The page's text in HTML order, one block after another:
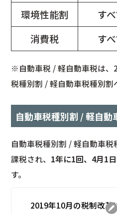
環境性能割
す
消費税
す
※自動車税 / 軽自動車税は、
税種別割 / 軽自動車税種別割
自動車税種別割 / 軽自動
自動車税種別割 / 軽自動車
課税され、 1年に1回、4月1
す。
2019年10月の税制改革